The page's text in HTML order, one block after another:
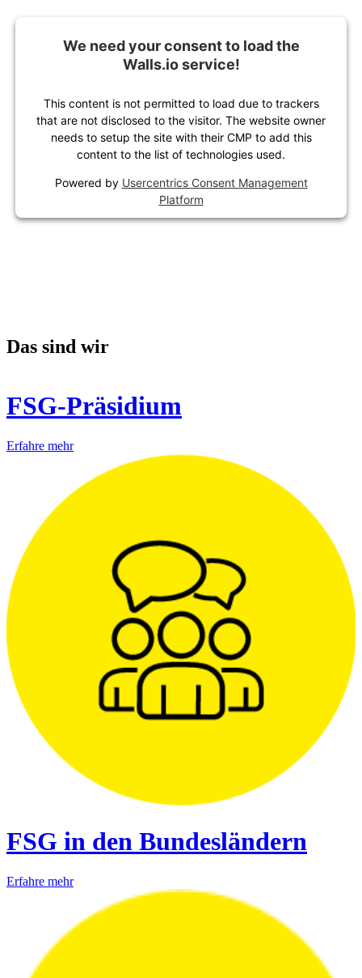
We need your consent to load the
Walls.io service!
This content is not permitted to load due to trackers
that are not disclosed to the visitor. The website owner
needs to setup the site with their CMP to add this
content to the list of technologies used.
Powered by Usercentrics Consent Management
Platform
Das sind wir
FSG-Präsidium
Erfahre mehr
FSG in den Bundesländern
Erfahre mehr